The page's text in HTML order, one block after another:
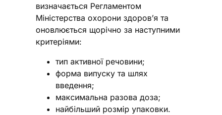
визначається Регламентом
Міністерства охорони здоров’я та
оновлюється щорічно за наступними
критеріями:
тип активної речовини;
форма випуску та шлях
введення;
максимальна разова доза;
найбільший розмір упаковки.